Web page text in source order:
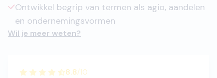
Ontwikkel begrip van termen als agio, aandelen
en ondernemingsvormen
Wil je meer weten?
8.8/10